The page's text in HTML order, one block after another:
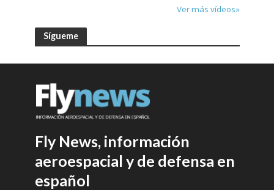
Ver más vídeos»
Sígueme
Fly News, información
aeroespacial y de defensa en
español